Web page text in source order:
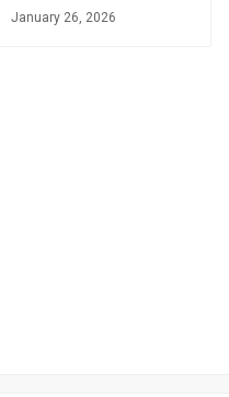
January 26, 2026